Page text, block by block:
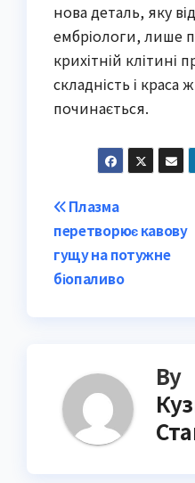
нова деталь, яку
ембріологи, лише
крихітній клітині
складність і краса
починається.
Post
navigation
Плазма
перетворює кавову
гущу на потужне
біопаливо
By